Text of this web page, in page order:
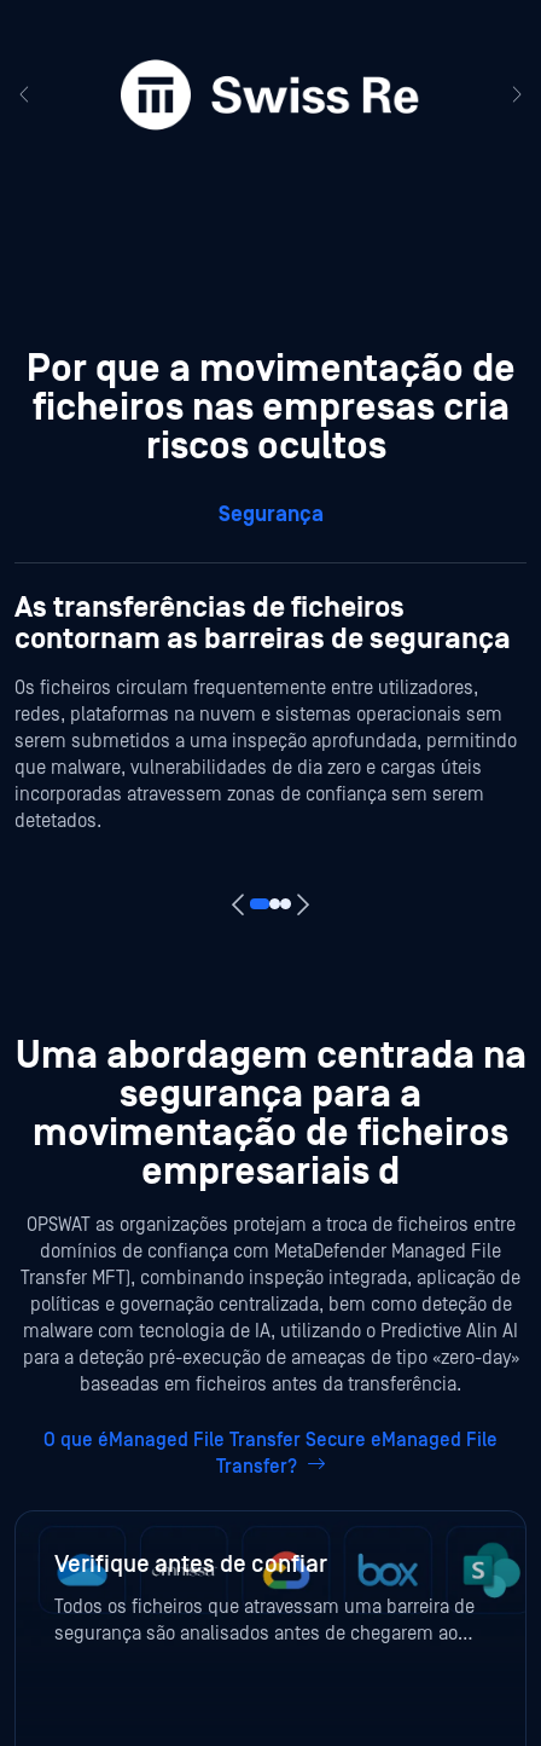
Por que a movimentação de
ficheiros nas empresas cria
riscos ocultos
Segurança
As transferências de ficheiros
contornam as barreiras de segurança
Os ficheiros circulam frequentemente entre utilizadores,
redes, plataformas na nuvem e sistemas operacionais sem
serem submetidos a uma inspeção aprofundada, permitindo
que malware, vulnerabilidades de dia zero e cargas úteis
incorporadas atravessem zonas de confiança sem serem
detetados.
Uma abordagem centrada na
segurança para a
movimentação de ficheiros
empresariais d
OPSWAT as organizações protejam a troca de ficheiros entre
domínios de confiança com MetaDefender Managed File
Transfer MFT), combinando inspeção integrada, aplicação de
políticas e governação centralizada, bem como deteção de
malware com tecnologia de IA, utilizando o Predictive Alin AI
para a deteção pré-execução de ameaças de tipo «zero-day»
baseadas em ficheiros antes da transferência.
O que éManaged File Transfer Secure eManaged File
Transfer?
Verifique antes de confiar
Todos os ficheiros que atravessam uma barreira de
segurança são analisados antes de chegarem ao